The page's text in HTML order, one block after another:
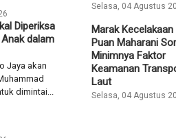
Diperiksa
dalam
Jaya akan
dimintai...
Selasa, 04 Agustus
Marak Kecelakaan
Puan Maharani
Minimnya Faktor
Keamanan
Laut
Selasa, 04 Agustus